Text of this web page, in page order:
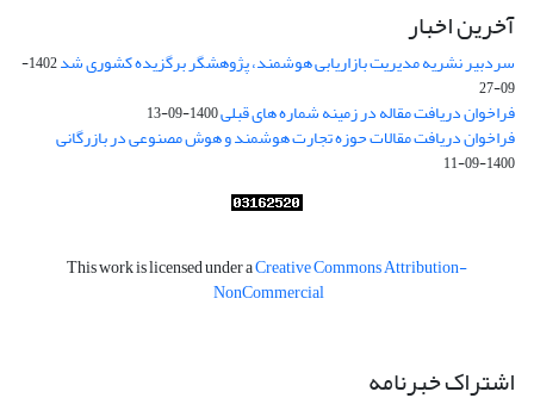
آخرین اخبار
سردبیر نشریه مدیریت بازاریابی هوشمند، پژوهشگر برگزیده کشوری شد
1402-
09-27
فراخوان دریافت مقاله در زمینه شماره های قبلی1400-09-13
فراخوان دریافت مقالات حوزه تجارت هوشمند و هوش مصنوعی در بازرگانی
1400-09-11
This work is licensed under aCreative Commons Attribution-
NonCommercial
اشتراک خبرنامه